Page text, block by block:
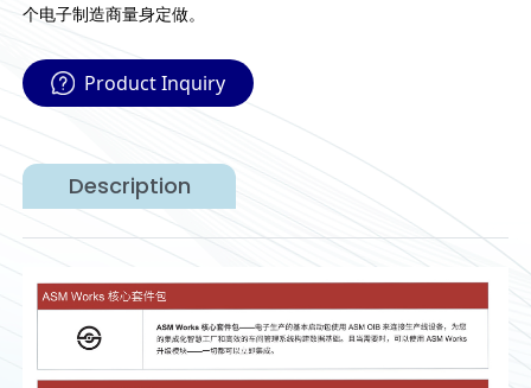
个电子制造商量身定做。
Product Inquiry
Description